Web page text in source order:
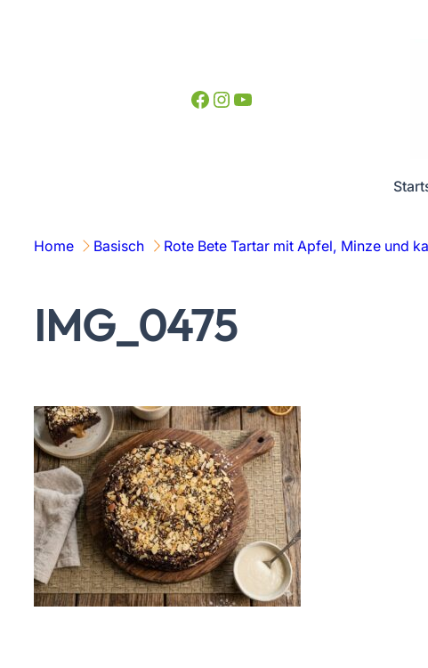
Facebook InstagramYouTube
Home Basisch Rote Bete Tartar mit Apfel, Minze und
IMG_0475